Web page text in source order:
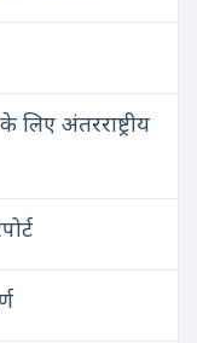
अंतरराष्ट्रीय